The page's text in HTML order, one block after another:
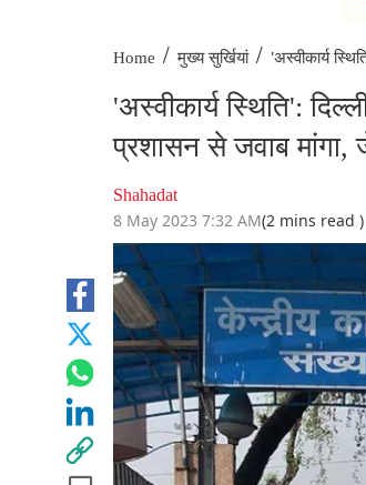
Home / मुख्य सुर्खियां / 'अस्वीकार्य
'अस्वीकार्य स्थिति':
प्रशासन से जवाब मांगा,
Shahadat
8 May 2023 7:32 AM(2 mins read )